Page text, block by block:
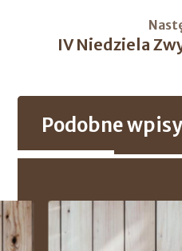
IV Niedziela
Podobne wpisy